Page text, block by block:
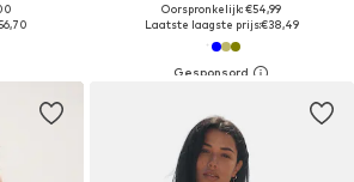
Oorspronkelijk: €54,99
Laatste laagste prijs:€38,49